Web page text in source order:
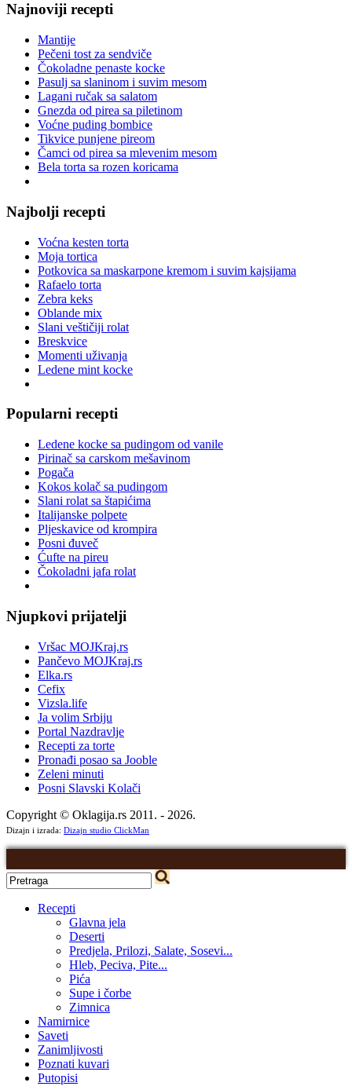
Najnoviji recepti
Mantije
Pečeni tost za sendviče
Čokoladne penaste kocke
Pasulj sa slaninom i suvim mesom
Lagani ručak sa salatom
Gnezda od pirea sa piletinom
Voćne puding bombice
Tikvice punjene pireom
Čamci od pirea sa mlevenim mesom
Bela torta sa rozen koricama
Najbolji recepti
Voćna kesten torta
Moja tortica
Potkovica sa maskarpone kremom i suvim kajsijama
Rafaelo torta
Zebra keks
Oblande mix
Slani veštičiji rolat
Breskvice
Momenti uživanja
Ledene mint kocke
Popularni recepti
Ledene kocke sa pudingom od vanile
Pirinač sa carskom mešavinom
Pogača
Kokos kolač sa pudingom
Slani rolat sa štapićima
Italijanske polpete
Pljeskavice od krompira
Posni đuveč
Ćufte na pireu
Čokoladni jafa rolat
Njupkovi prijatelji
Vršac MOJKraj.rs
Pančevo MOJKraj.rs
Elka.rs
Cefix
Vizsla.life
Ja volim Srbiju
Portal Nazdravlje
Recepti za torte
Pronađi posao sa Jooble
Zeleni minuti
Posni Slavski Kolači
Copyright © Oklagija.rs 2011. - 2026.
Dizajn i izrada: Dizajn studio ClickMan
Recepti
Glavna jela
Deserti
Predjela, Prilozi, Salate, Sosevi...
Hleb, Peciva, Pite...
Pića
Supe i čorbe
Zimnica
Namirnice
Saveti
Zanimljivosti
Poznati kuvari
Putopisi